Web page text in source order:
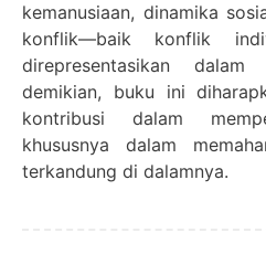
kemanusiaan, dinamika
konflik—baik konflik
direpresentasikan
demikian, buku ini
kontribusi dalam
khususnya dalam
terkandung di dalamnya.